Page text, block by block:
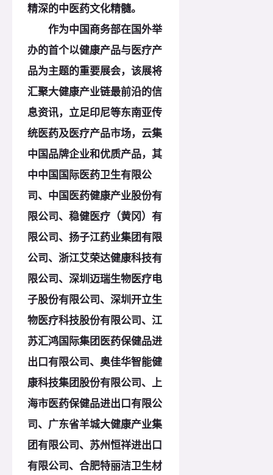
精深的中医药文化精髓。
作为中国商务部在国外举
办的首个以健康产品与医疗产
品为主题的重要展会，该展将
汇聚大健康产业链最前沿的信
息资讯，立足印尼等东南亚传
统医药及医疗产品市场，云集
中国品牌企业和优质产品，其
中中国国际医药卫生有限公
司、中国医药健康产业股份有
限公司、稳健医疗（黄冈）有
限公司、扬子江药业集团有限
公司、浙江艾荣达健康科技有
限公司、深圳迈瑞生物医疗电
子股份有限公司、深圳开立生
物医疗科技股份有限公司、江
苏汇鸿国际集团医药保健品进
出口有限公司、奥佳华智能健
康科技集团股份有限公司、上
海市医药保健品进出口有限公
司、广东省羊城大健康产业集
团有限公司、苏州恒祥进出口
有限公司、合肥特丽洁卫生材